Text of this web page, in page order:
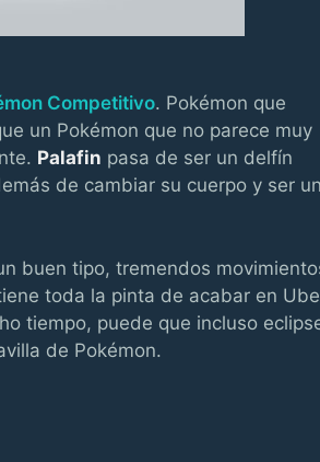
Competitivo. Pokémon que
un Pokémon que no parece muy
Palafin pasa de ser un delfín
de cambiar su cuerpo y ser
buen tipo, tremendos
toda la pinta de acabar en
tiempo, puede que incluso
de Pokémon.